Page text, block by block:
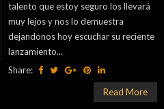
talento que estoy seguro los llevará
muy lejos y nos lo demuestra
dejandonos hoy escuchar su reciente
lanzamiento...
Share:
Read More